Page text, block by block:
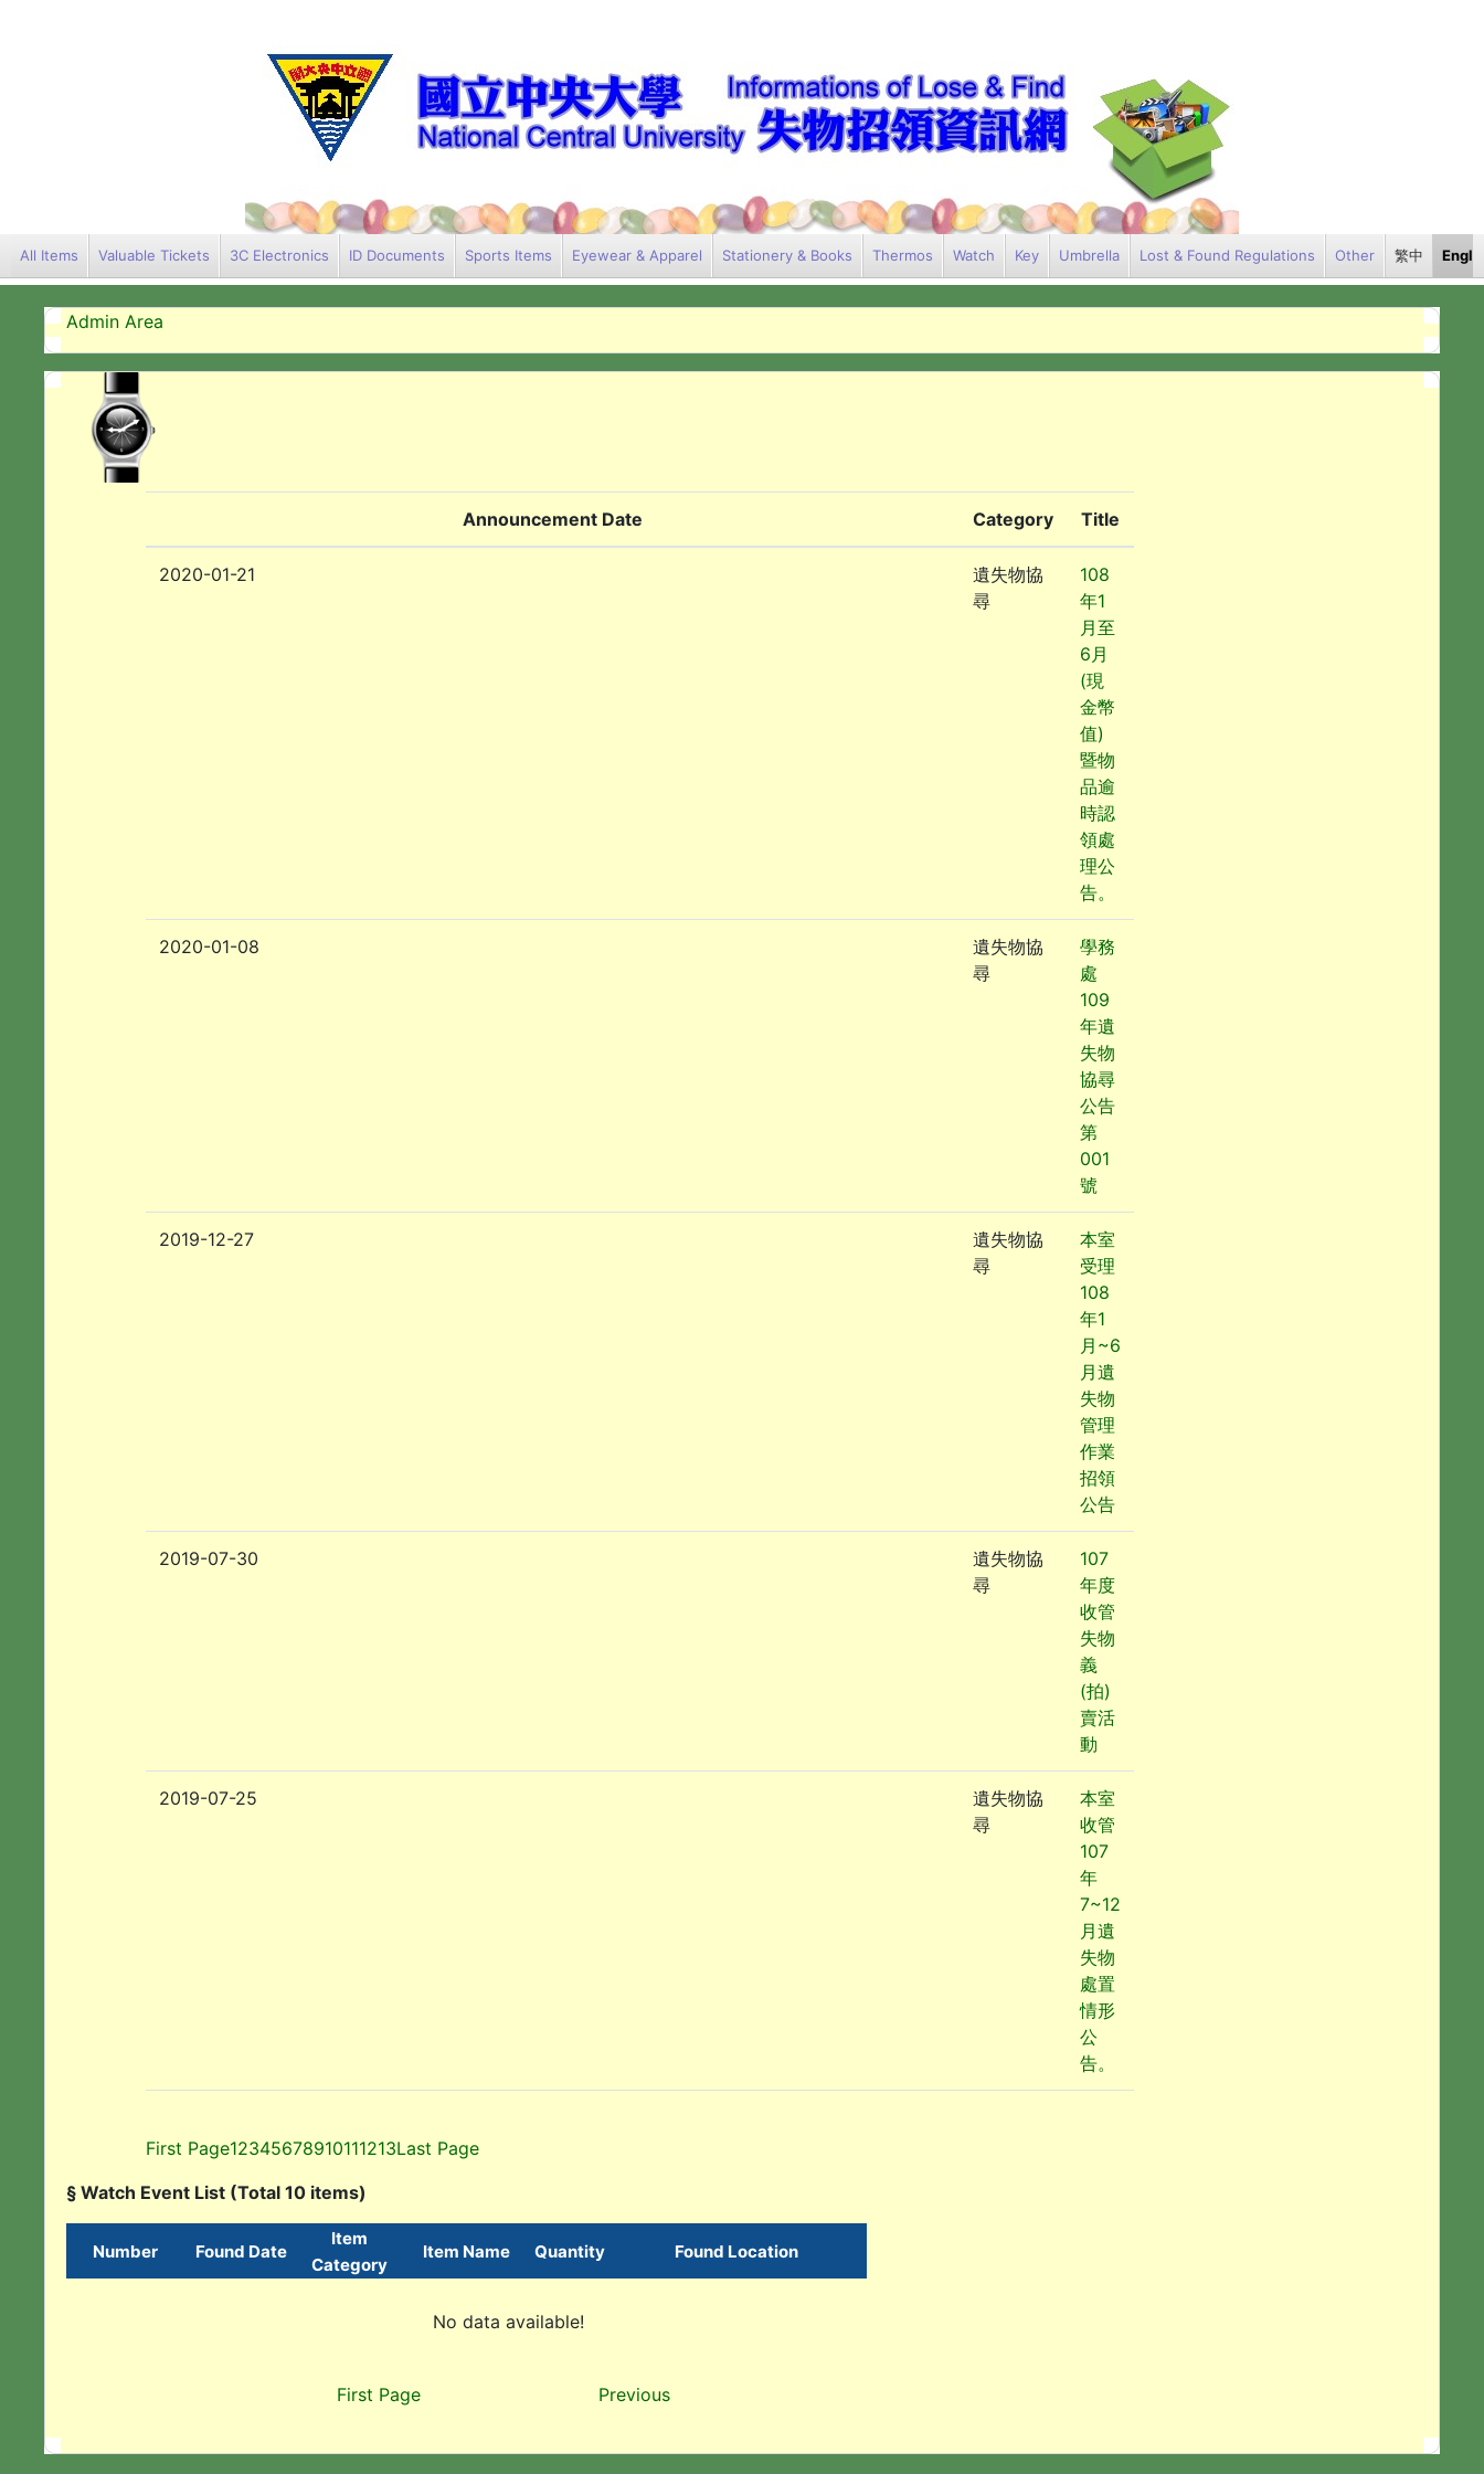
All Items Valuable Tickets 3C Electronics ID Documents Sports Items Eyewear & Apparel Stationery & Books Thermos Watch Key Umbrella Lost & Found Regulations Other 繁中
Admin Area
Announcement Date Category Title
2020-01-21
遺失物協
尋
108
年1
月至
6月
(現
金幣
值)
暨物
品逾
時認
領處
理公
告。
2020-01-08
遺失物協
尋
學務
處
109
年遺
失物
協尋
公告
第
001
號
2019-12-27
遺失物協
尋
本室
受理
108
年1
月~6
月遺
失物
管理
作業
招領
公告
2019-07-30
遺失物協
尋
107
年度
收管
失物
義
(拍)
賣活
動
2019-07-25
遺失物協
尋
本室
收管
107
年
7~12
月遺
失物
處置
情形
公
告。
First Page12345678910111213Last Page
§ Watch Event List (Total 10 items)
Number Found Date
Item
Category
Item Name Quantity Found Location
No data available!
First Page Previous